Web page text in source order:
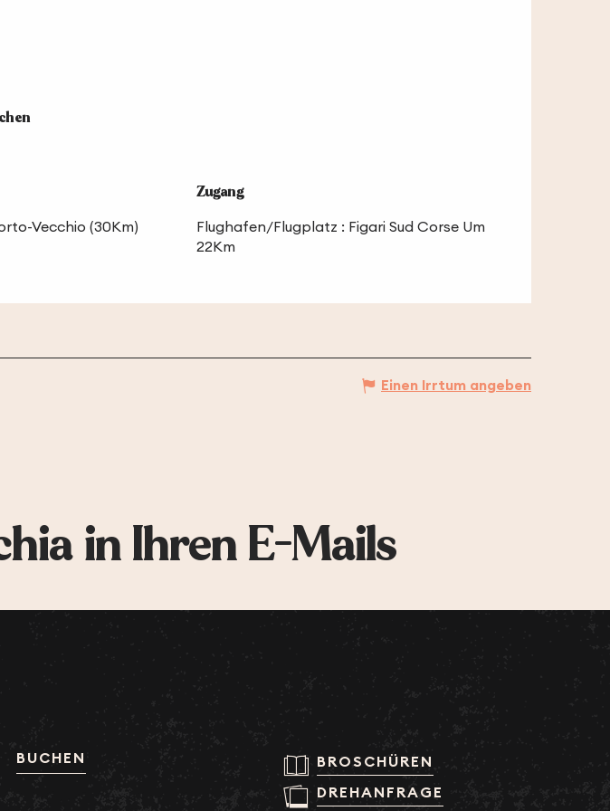
Vecchio (30Km)
Zugang
Zugang
Flughafen/Flugplatz : Figari Sud Corse Um
22Km
Einen Irrtum angeben
in Ihren E-Mails
BUCHEN
BROSCHÜREN
DREHANFRAGE